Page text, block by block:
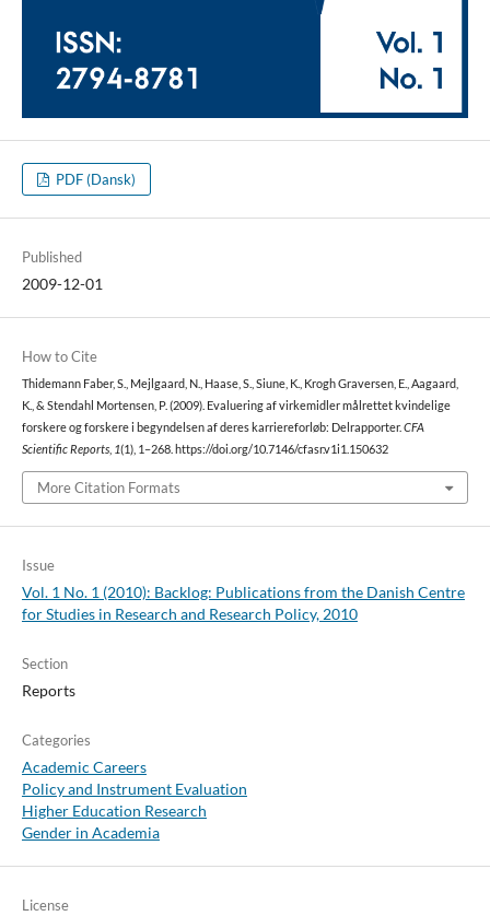
PDF (Dansk)
Published
2009-12-01
How to Cite
Thidemann Faber, S., Mejlgaard, N., Haase, S., Siune, K., Krogh Graversen, E., Aagaard,
K., & Stendahl Mortensen, P. (2009). Evaluering af virkemidler målrettet kvindelige
forskere og forskere i begyndelsen af deres karriereforløb: Delrapporter. CFA
Scientific Reports, 1(1), 1–268. https://doi.org/10.7146/cfasr.v1i1.150632
More Citation Formats
Issue
Vol. 1 No. 1 (2010): Backlog: Publications from the Danish Centre
for Studies in Research and Research Policy, 2010
Section
Reports
Categories
Academic Careers
Policy and Instrument Evaluation
Higher Education Research
Gender in Academia
License